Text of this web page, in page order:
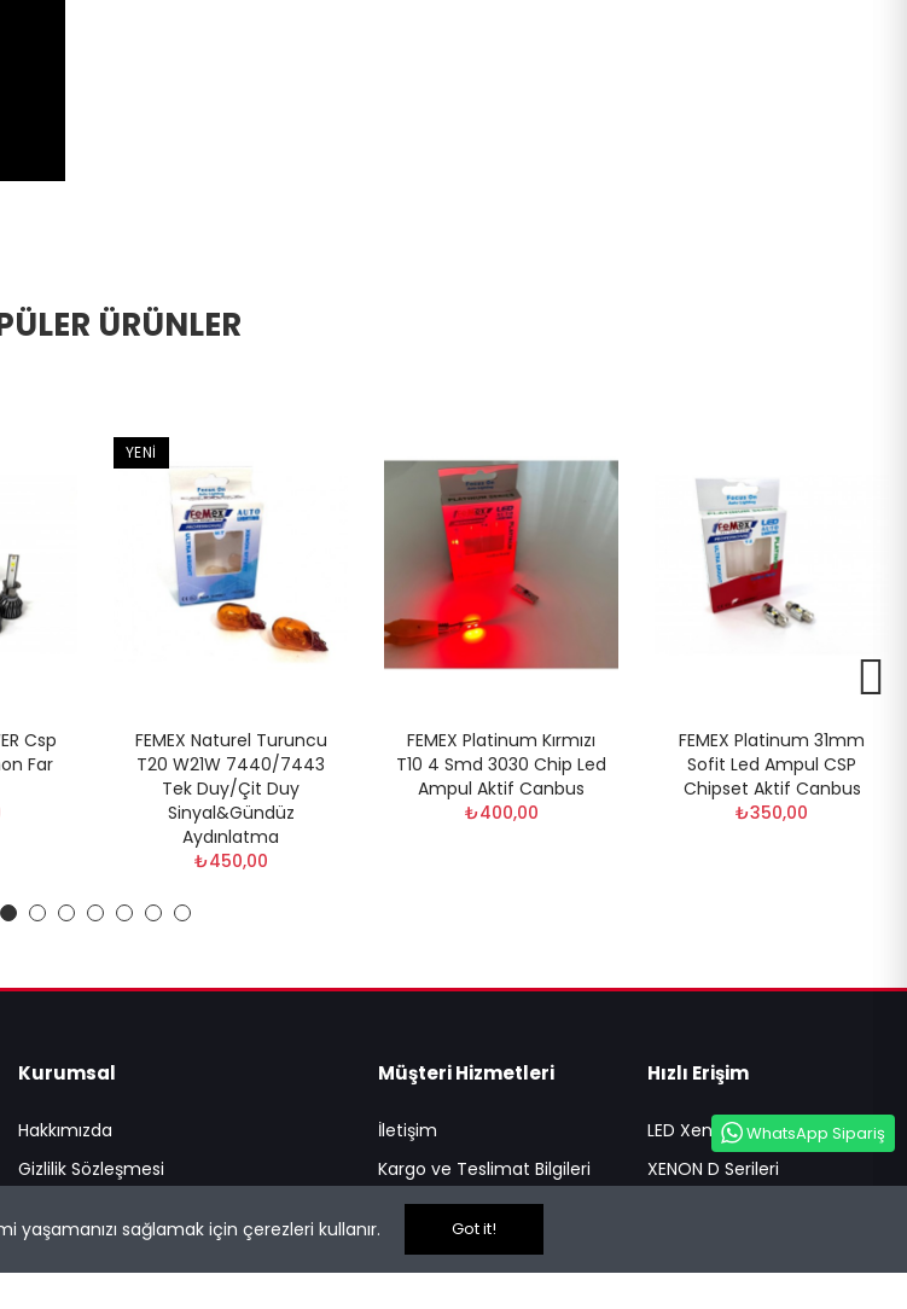
ÜRÜNLER
Csp
Far
YENI
FEMEX Naturel Turuncu
T20 W21W 7440/7443
Tek Duy/Çit Duy
Sinyal&Gündüz
Aydınlatma
₺450,00
FEMEX Platinum Kırmızı
T10 4 Smd 3030 Chip Led
Ampul Aktif Canbus
₺400,00
FEMEX Platinum 31mm
Sofit Led Ampul CSP
Chipset Aktif Canbus
₺350,00
Kurumsal
Hakkımızda
Gizlilik Sözleşmesi
Mesafeli Satış Sözleşmesi
Müşteri Hizmetleri
İletişim
Kargo ve Teslimat Bilgileri
Hızlı Erişim
LED Xenon Serileri
XENON D Serileri
sağlamak için çerezleri kullanır. Got it!
WhatsApp Sipariş